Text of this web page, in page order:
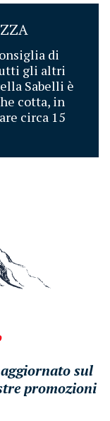
di
gli altri
Sabelli è
cotta, in
circa 15
sul
promozioni